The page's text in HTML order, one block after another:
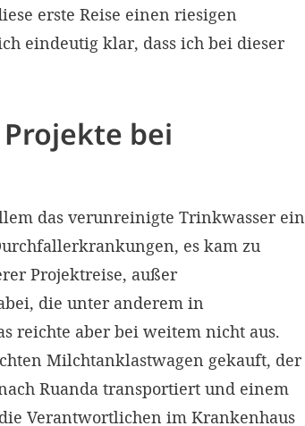
erste Reise einen riesigen
eindeutig klar, dass ich bei dieser
bei
das verunreinigte Trinkwasser ein
es kam zu
Projektreise, außer
die unter anderem in
reichte aber bei weitem nicht aus.
Milchtanklastwagen gekauft, der
Ruanda transportiert und einem
Verantwortlichen im Krankenhaus